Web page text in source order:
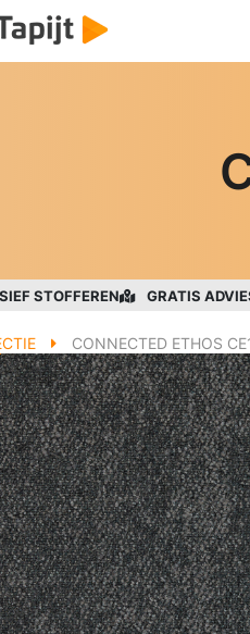
STOFFEREN GRATIS
CONNECTED ETHOS